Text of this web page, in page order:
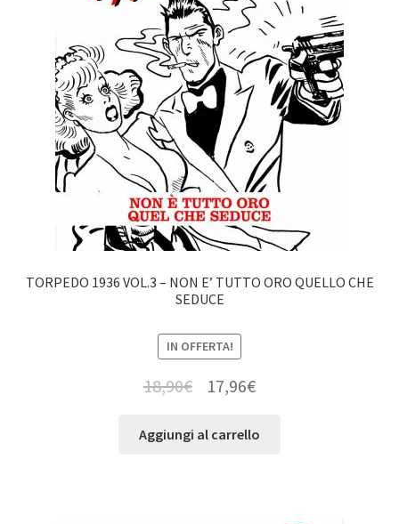
TORPEDO 1936 VOL.3 – NON E’ TUTTO ORO QUELLO CHE
SEDUCE
IN OFFERTA!
18,90€ 17,96€
Aggiungi al carrello